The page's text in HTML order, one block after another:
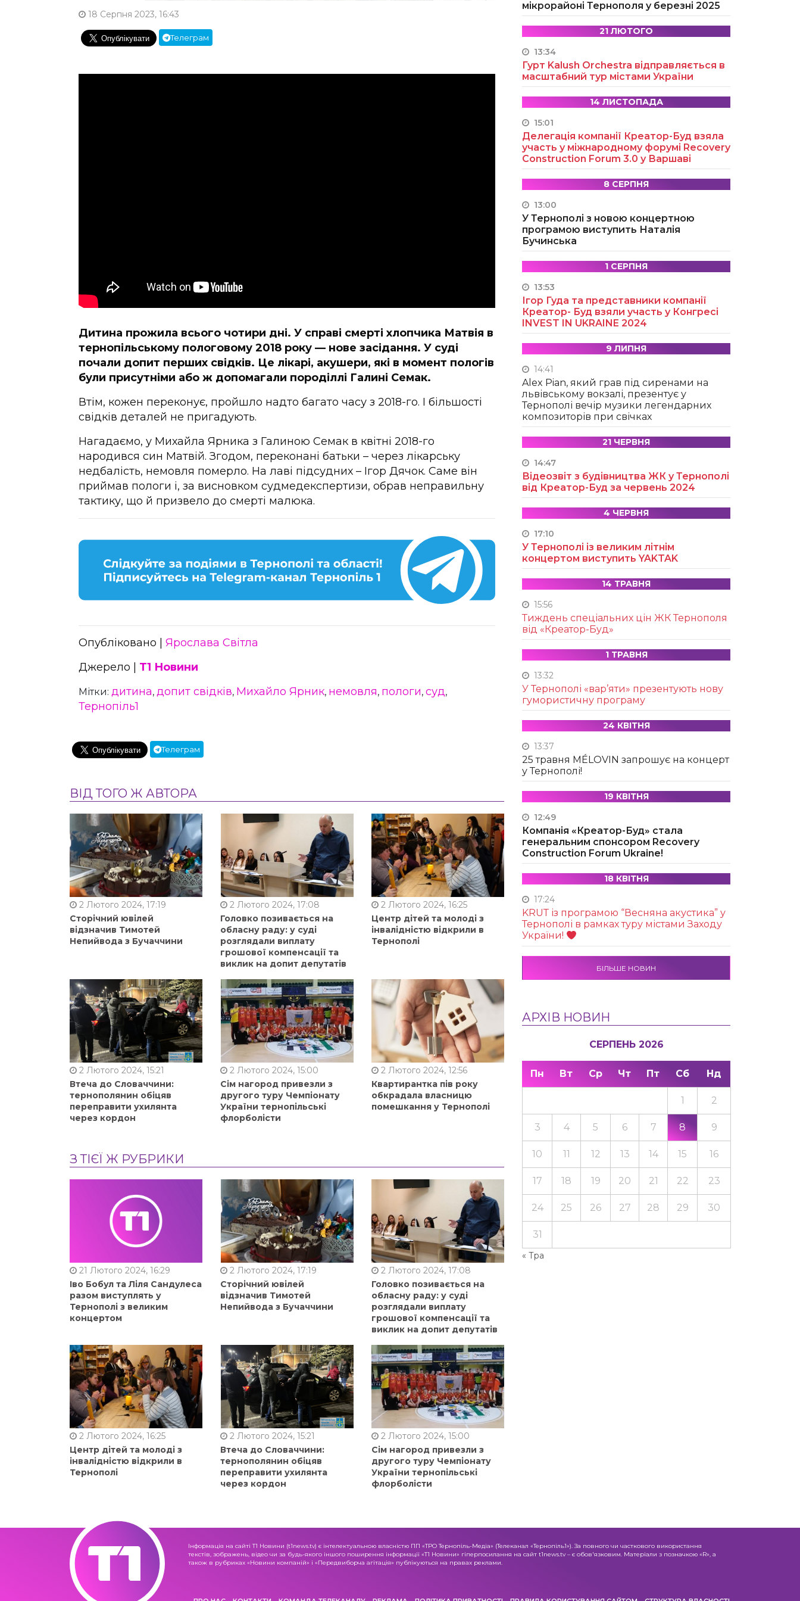
18 Серпня 2023, 16:43
Телеграм
Дитина прожила всього чотири дні. У справі смерті хлопчика Матвія в
тернопільському пологовому 2018 року — нове засідання. У суді
почали допит перших свідків. Це лікарі, акушери, які в момент пологів
були присутніми або ж допомагали породіллі Галині Семак.
Втім, кожен переконує, пройшло надто багато часу з 2018-го. І більшості
свідків деталей не пригадують.
Нагадаємо, у Михайла Ярника з Галиною Семак в квітні 2018-го
народився син Матвій. Згодом, переконані батьки – через лікарську
недбалість, немовля померло. На лаві підсудних – Ігор Дячок. Саме він
приймав пологи і, за висновком судмедекспертизи, обрав неправильну
тактику, що й призвело до смерті малюка.
Опубліковано | Ярослава Світла
Джерело | Т1 Новини
Мітки: дитина, допит свідків, Михайло Ярник, немовля, пологи, суд,
Тернопіль1
Телеграм
ВІД ТОГО Ж АВТОРА
2 Лютого 2024, 17:19
Сторічний ювілей
відзначив Тимотей
Непийвода з Бучаччини
2 Лютого 2024, 17:08
Головко позивається на
обласну раду: у суді
розглядали виплату
грошової компенсації та
виклик на допит депутатів
2 Лютого 2024, 16:25
Центр дітей та молоді з
інвалідністю відкрили в
Тернополі
2 Лютого 2024, 15:21
Втеча до Словаччини:
тернополянин обіцяв
переправити ухилянта
через кордон
2 Лютого 2024, 15:00
Сім нагород привезли з
другого туру Чемпіонату
України тернопільські
флорболісти
2 Лютого 2024, 12:56
Квартирантка пів року
обкрадала власницю
помешкання у Тернополі
З ТІЄЇ Ж РУБРИКИ
21 Лютого 2024, 16:29
Іво Бобул та Ліля Сандулеса
разом виступлять у
Тернополі з великим
концертом
2 Лютого 2024, 17:19
Сторічний ювілей
відзначив Тимотей
Непийвода з Бучаччини
2 Лютого 2024, 17:08
Головко позивається на
обласну раду: у суді
розглядали виплату
грошової компенсації та
виклик на допит депутатів
2 Лютого 2024, 16:25
Центр дітей та молоді з
інвалідністю відкрили в
Тернополі
2 Лютого 2024, 15:21
Втеча до Словаччини:
тернополянин обіцяв
переправити ухилянта
через кордон
2 Лютого 2024, 15:00
Сім нагород привезли з
другого туру Чемпіонату
України тернопільські
флорболісти
мікрорайоні Тернополя у березні 2025
21 ЛЮТОГО
13:34
Гурт Kalush Orchestra відправляється в
масштабний тур містами України
14 ЛИСТОПАДА
15:01
Делегація компанії Креатор-Буд взяла
участь у міжнародному форумі Recovery
Construction Forum 3.0 у Варшаві
8 СЕРПНЯ
13:00
У Тернополі з новою концертною
програмою виступить Наталія
Бучинська
1 СЕРПНЯ
13:53
Ігор Гуда та представники компанії
Креатор- Буд взяли участь у Конгресі
INVEST IN UKRAINE 2024
9 ЛИПНЯ
14:41
Alex Pian, який грав під сиренами на
львівському вокзалі, презентує у
Тернополі вечір музики легендарних
композиторів при свічках
21 ЧЕРВНЯ
14:47
Відеозвіт з будівництва ЖК у Тернополі
від Креатор-Буд за червень 2024
4 ЧЕРВНЯ
17:10
У Тернополі із великим літнім
концертом виступить YAKTAK
14 ТРАВНЯ
15:56
Тиждень спеціальних цін ЖК Тернополя
від «Креатор-Буд»
1 ТРАВНЯ
13:32
У Тернополі «вар’яти» презентують нову
гумористичну програму
24 КВІТНЯ
13:37
25 травня MÉLOVIN запрошує на концерт
у Тернополі!
19 КВІТНЯ
12:49
Компанія «Креатор-Буд» стала
генеральним спонсором Recovery
Construction Forum Ukraine!
18 КВІТНЯ
17:24
KRUТ із програмою “Весняна акустика” у
Тернополі в рамках туру містами Заходу
України!
БІЛЬШЕ НОВИН
АРХІВ НОВИН
СЕРПЕНЬ 2026
Пн Вт Ср Чт Пт Сб Нд
« Тра
1 2
3 4 5 6 7 8 9
10 11 12 13 14 15 16
17 18 19 20 21 22 23
24 25 26 27 28 29 30
31
Інформація на сайті Т1 Новини (t1news.tv) є інтелектуальною власністю ПП «ТРО Тернопіль-Медіа» (Телеканал «Тернопіль1»). За повного чи часткового використання
текстів, зображень, відео чи за будь-якого іншого поширення інформації «Т1 Новини» гіперпосилання на сайт t1news.tv – є обов'язковим. Матеріали з позначкою «R», а
також в рубриках «Новини компаній» і «Передвиборча агітація» публікуються на правах реклами.